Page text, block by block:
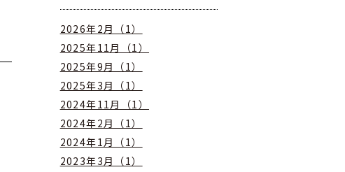
2026年2月（1）
2025年11月（1）
2025年9月（1）
2025年3月（1）
2024年11月（1）
2024年2月（1）
2024年1月（1）
2023年3月（1）